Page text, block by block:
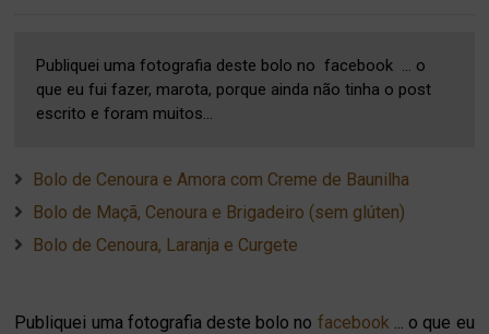
Publiquei uma fotografia deste bolo no facebook ... o
que eu fui fazer, marota, porque ainda não tinha o post
escrito e foram muitos...
Bolo de Cenoura e Amora com Creme de Baunilha
Bolo de Maçã, Cenoura e Brigadeiro (sem glúten)
Bolo de Cenoura, Laranja e Curgete
Publiquei uma fotografia deste bolo no facebook ... o que eu